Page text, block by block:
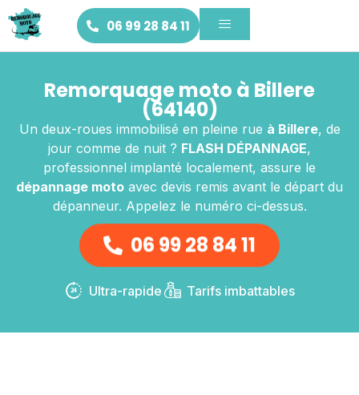
06 99 28 84 11
Remorquage moto à Billere
(64140)
Un deux-roues immobilisé en pleine rue à Billere, de
jour comme de nuit ? FLASH DÉPANNAGE,
professionnel implanté localement, assure le
dépannage moto avec devis remis avant le départ du
dépanneur. Appelez le numéro ci-dessus.
06 99 28 84 11
Ultra-rapide Tarifs imbattables